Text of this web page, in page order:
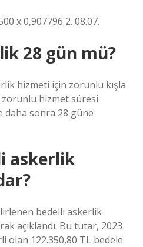
x 0,907796 2. 08.07.
28 gün mü?
hizmeti için zorunlu kışla
zorunlu hizmet süresi
daha sonra 28 güne
askerlik
bedelli askerlik
açıklandı. Bu tutar, 2023
olan 122.350,80 TL bedele